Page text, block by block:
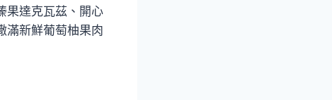
果達克瓦茲、開心
滿新鮮葡萄柚果肉